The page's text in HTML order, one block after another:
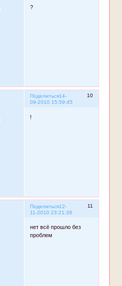
?
Поделиться 10
14-
09-2010 15:59:45
!
Поделиться 11
12-
11-2010 23:21:39
нет всё прошло без
проблем